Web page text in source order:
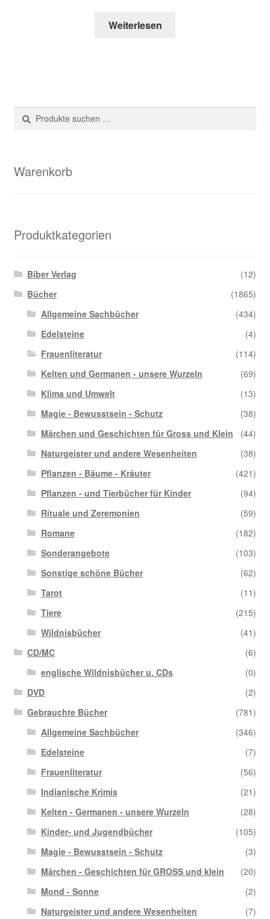
Weiterlesen
Suche
nach:
Suchen
Warenkorb
Produktkategorien
Biber Verlag
(12)
Bücher
(1865)
Allgemeine Sachbücher
(434)
Edelsteine
(4)
Frauenliteratur
(114)
Kelten und Germanen - unsere Wurzeln
(69)
Klima und Umwelt
(13)
Magie - Bewusstsein - Schutz
(38)
Märchen und Geschichten für Gross und Klein
(44)
Naturgeister und andere Wesenheiten
(38)
Pflanzen - Bäume - Kräuter
(421)
Pflanzen - und Tierbücher für Kinder
(94)
Rituale und Zeremonien
(59)
Romane
(182)
Sonderangebote
(103)
Sonstige schöne Bücher
(62)
Tarot
(11)
Tiere
(215)
Wildnisbücher
(41)
CD/MC
(6)
englische Wildnisbücher u. CDs
(0)
DVD
(2)
Gebrauchte Bücher
(781)
Allgemeine Sachbücher
(346)
Edelsteine
(7)
Frauenliteratur
(56)
Indianische Krimis
(21)
Kelten - Germanen - unsere Wurzeln
(28)
Kinder- und Jugendbücher
(105)
Magie - Bewusstsein - Schutz
(3)
Märchen - Geschichten für GROSS und klein
(20)
Mond - Sonne
(2)
Naturgeister und andere Wesenheiten
(7)